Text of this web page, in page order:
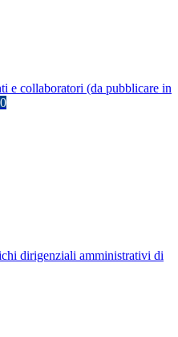
e collaboratori (da pubblicare in
dirigenziali amministrativi di